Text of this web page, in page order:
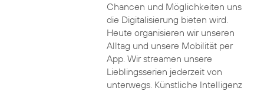
Chancen und Möglichkeiten uns
die Digitalisierung bieten wird.
Heute organisieren wir unseren
Alltag und unsere Mobilität per
App. Wir streamen unsere
Lieblingsserien jederzeit von
unterwegs. Künstliche Intelligenz